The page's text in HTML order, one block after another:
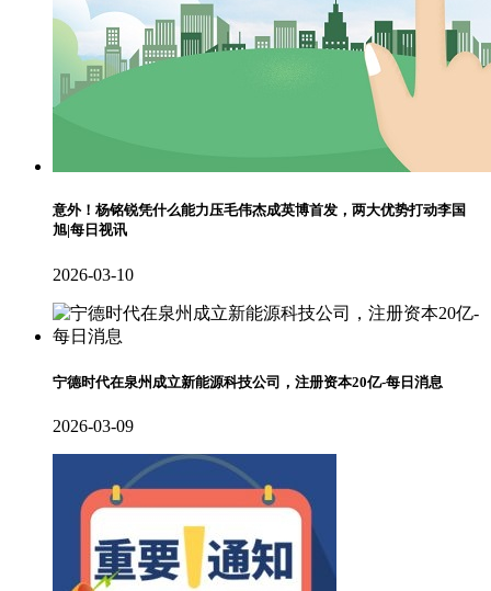
意外！杨铭锐凭什么能力压毛伟杰成英博首发，两大优势打动李国
旭|每日视讯
2026-03-10
宁德时代在泉州成立新能源科技公司，注册资本20亿-每日消息
2026-03-09